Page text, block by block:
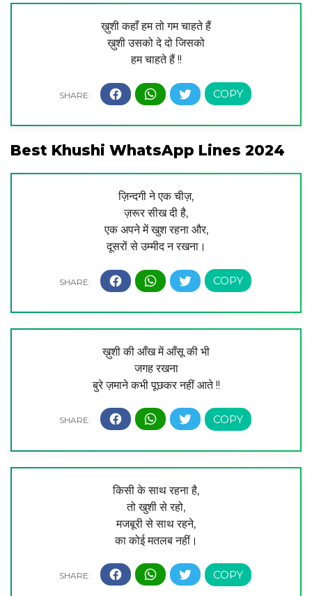
ख़ुशी कहाँ हम तो गम चाहते हैं
ख़ुशी उसको दे दो जिसको
हम चाहते हैं !!
Best Khushi WhatsApp Lines 2024
ज़िन्दगी ने एक चीज़,
ज़रूर सीख दी है,
एक अपने में खुश रहना और,
दूसरों से उम्मीद न रखना।
ख़ुशी की आँख में आँसू की भी
जगह रखना
बुरे ज़माने कभी पूछकर नहीं आते !!
किसी के साथ रहना है,
तो खुशी से रहो,
मजबूरी से साथ रहने,
का कोई मतलब नहीं।